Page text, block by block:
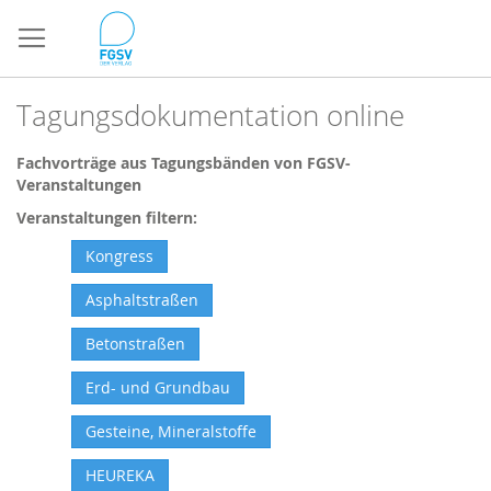
zum
Inhalt
Tagungsdokumentation online
Fachvorträge aus Tagungsbänden von FGSV-
Veranstaltungen
Veranstaltungen filtern:
Kongress
Asphaltstraßen
Betonstraßen
Erd- und Grundbau
Gesteine, Mineralstoffe
HEUREKA